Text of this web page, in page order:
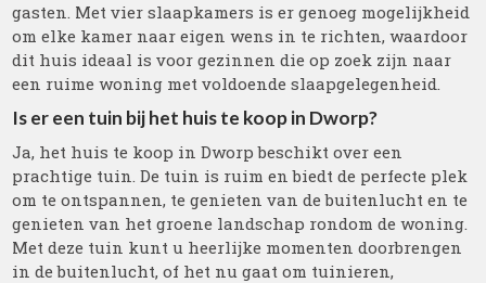
gasten. Met vier slaapkamers is er genoeg mogelijkheid
om elke kamer naar eigen wens in te richten, waardoor
dit huis ideaal is voor gezinnen die op zoek zijn naar
een ruime woning met voldoende slaapgelegenheid.
Is er een tuin bij het huis te koop in Dworp?
Ja, het huis te koop in Dworp beschikt over een
prachtige tuin. De tuin is ruim en biedt de perfecte plek
om te ontspannen, te genieten van de buitenlucht en te
genieten van het groene landschap rondom de woning.
Met deze tuin kunt u heerlijke momenten doorbrengen
in de buitenlucht, of het nu gaat om tuinieren,